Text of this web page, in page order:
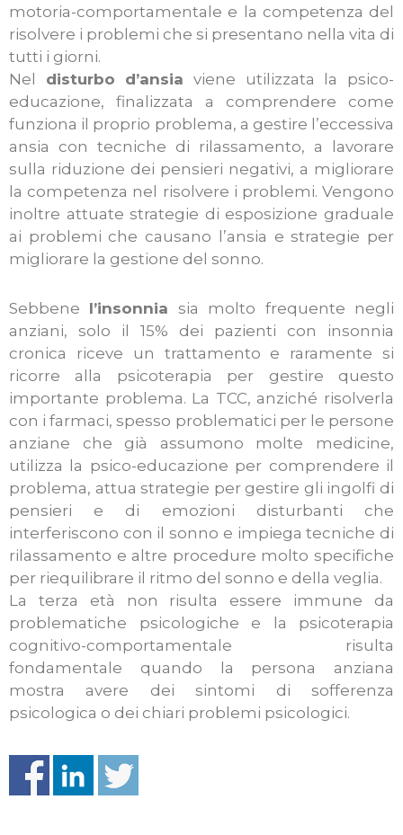
motoria-comportamentale e la competenza del
risolvere i problemi che si presentano nella vita di
tutti i giorni.
Nel disturbo d’ansia viene utilizzata la psico-
educazione, finalizzata a comprendere come
funziona il proprio problema, a gestire l’eccessiva
ansia con tecniche di rilassamento, a lavorare
sulla riduzione dei pensieri negativi, a migliorare
la competenza nel risolvere i problemi. Vengono
inoltre attuate strategie di esposizione graduale
ai problemi che causano l’ansia e strategie per
migliorare la gestione del sonno.
Sebbene l’insonnia sia molto frequente negli
anziani, solo il 15% dei pazienti con insonnia
cronica riceve un trattamento e raramente si
ricorre alla psicoterapia per gestire questo
importante problema. La TCC, anziché risolverla
con i farmaci, spesso problematici per le persone
anziane che già assumono molte medicine,
utilizza la psico-educazione per comprendere il
problema, attua strategie per gestire gli ingolfi di
pensieri e di emozioni disturbanti che
interferiscono con il sonno e impiega tecniche di
rilassamento e altre procedure molto specifiche
per riequilibrare il ritmo del sonno e della veglia.
La terza età non risulta essere immune da
problematiche psicologiche e la psicoterapia
cognitivo-comportamentale risulta
fondamentale quando la persona anziana
mostra avere dei sintomi di sofferenza
psicologica o dei chiari problemi psicologici.